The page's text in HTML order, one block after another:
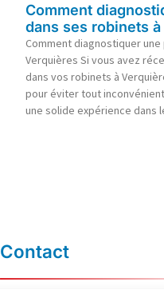
Comment
dans ses robinets
Comment diagnostiquer
Verquières Si vous avez
dans vos robinets à
pour éviter tout inconvénient
une solide expérience dans
Contact